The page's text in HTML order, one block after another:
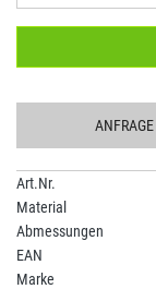
ANFRAGE
Art.Nr.
Material
Abmessungen
EAN
Marke